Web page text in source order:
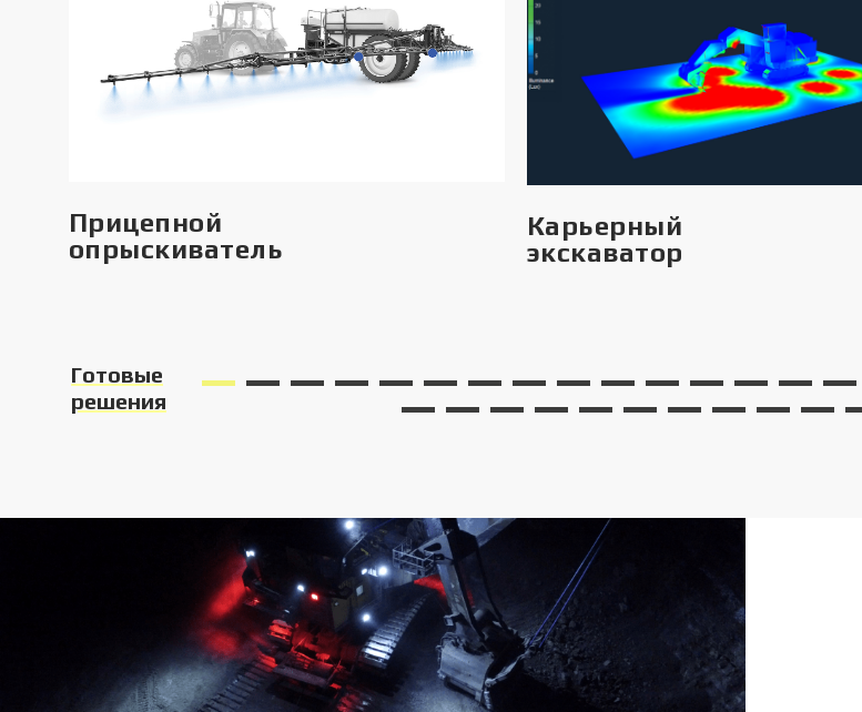
Прицепной
опрыскиватель
Карьерный
экскаватор
Готовые
решения